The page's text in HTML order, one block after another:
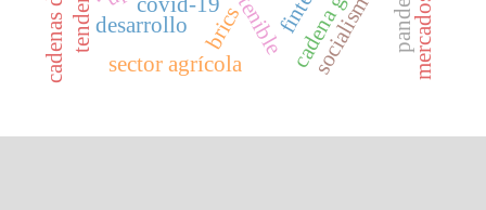
brics
desarrollo
sector agrícola